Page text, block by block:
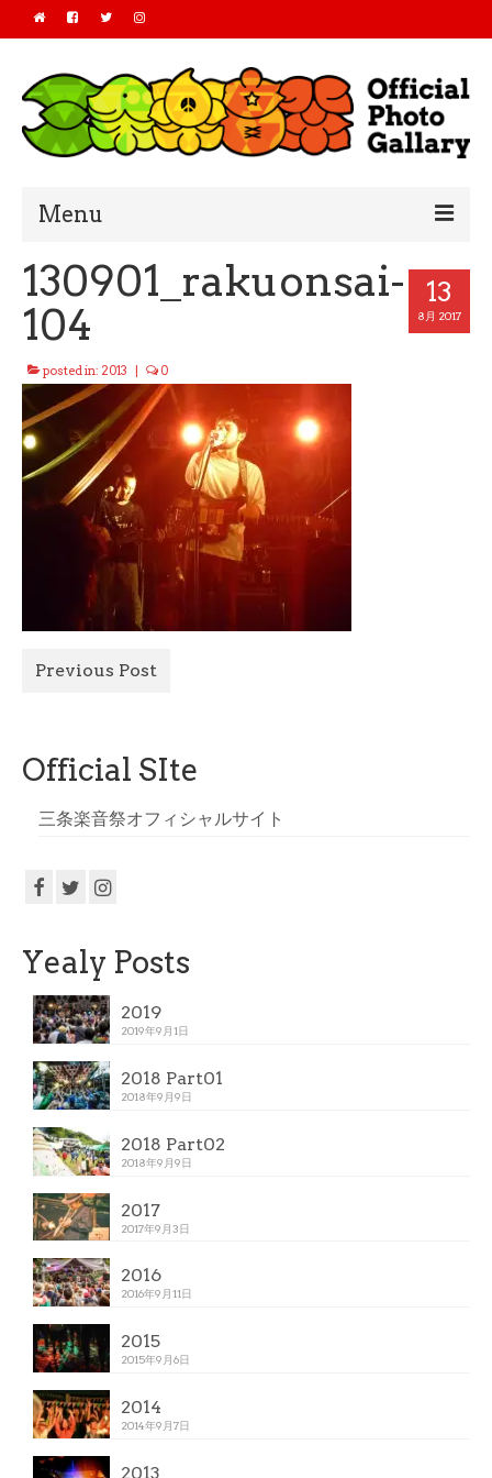
Menu
Home
2019
2018
2017
2016
All Photo
Official Site
13
8月 2017
130901_rakuonsai-
104
posted in: 2013 0
Previous Post
Official SIte
三条楽音祭オフィシャルサイト
Yealy Posts
2019
2019年9月1日
2018 Part01
2018年9月9日
2018 Part02
2018年9月9日
2017
2017年9月3日
2016
2016年9月11日
2015
2015年9月6日
2014
2014年9月7日
2013